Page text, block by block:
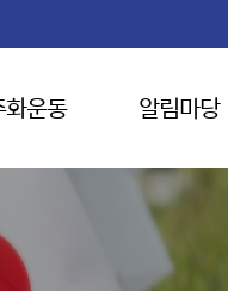
운동 알림마당